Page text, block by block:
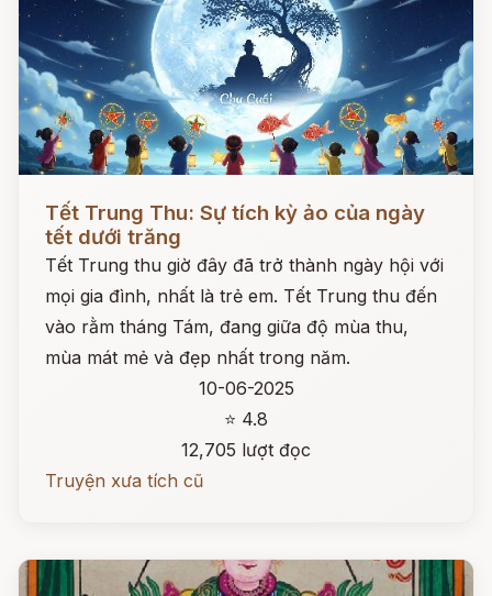
Đọc ngay
Tết Trung Thu: Sự tích kỳ ảo của ngày
tết dưới trăng
Tết Trung thu giờ đây đã trở thành ngày hội với
mọi gia đình, nhất là trẻ em. Tết Trung thu đến
vào rằm tháng Tám, đang giữa độ mùa thu,
mùa mát mẻ và đẹp nhất trong năm.
10-06-2025
⭐ 4.8
12,705 lượt đọc
Truyện xưa tích cũ